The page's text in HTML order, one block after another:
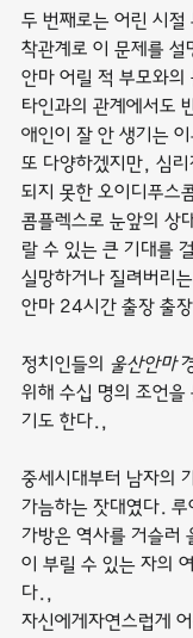
두 번째로는 어린 시절
착관계로 이 문제를
안마 어릴 적 부모와의
타인과의 관계에서도
애인이 잘 안 생기는
또 다양하겠지만, 심리
되지 못한 오이디푸스
콤플렉스로 눈앞의 상
랄 수 있는 큰 기대를
실망하거나 질려버리
안마 24시간 출장 출
정치인들의 울산안마
위해 수십 명의 조언을
기도 한다.,
중세시대부터 남자의
가늠하는 잣대였다. 루
가방은 역사를 거슬러
이 부릴 수 있는 자의
다.,
자신에게자연스럽게